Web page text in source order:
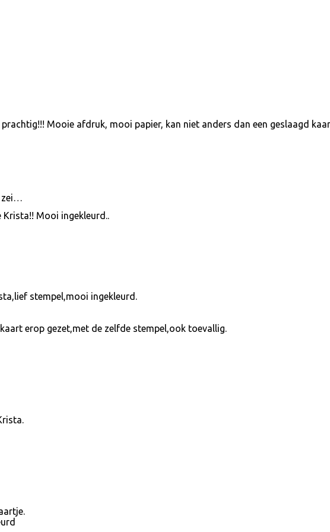
Mooie afdruk, mooi papier, kan niet anders dan een geslaagd
zei…
Mooi ingekleurd..
stempel,mooi ingekleurd.
erop gezet,met de zelfde stempel,ook toevallig.